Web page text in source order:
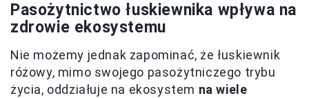
Pasożytnictwo łuskiewnika wpływa na
zdrowie ekosystemu
Nie możemy jednak zapominać, że łuskiewnik
różowy, mimo swojego pasożytniczego trybu
życia, oddziałuje na ekosystem na wiele